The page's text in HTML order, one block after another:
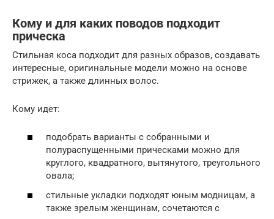
Кому и для каких поводов подходит
прическа
Стильная коса подходит для разных образов, создавать
интересные, оригинальные модели можно на основе
стрижек, а также длинных волос.
Кому идет:
подобрать варианты с собранными и
полураспущенными прическами можно для
круглого, квадратного, вытянутого, треугольного
овала;
стильные укладки подходят юным модницам, а
также зрелым женщинам, сочетаются с